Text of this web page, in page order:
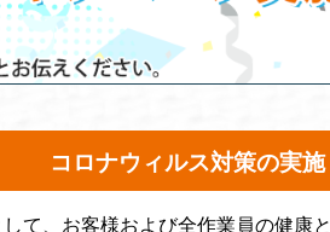
コロナウィルス対策の実施
て、お客様および全作業員の健康